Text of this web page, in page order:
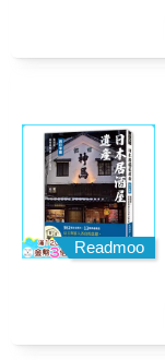
Readmoo